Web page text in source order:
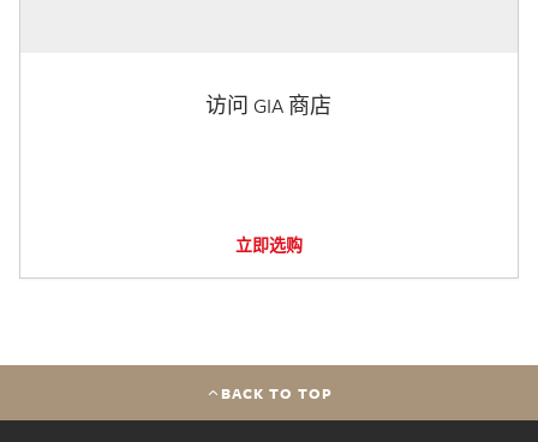
访问 GIA 商店
立即选购
BACK TO TOP